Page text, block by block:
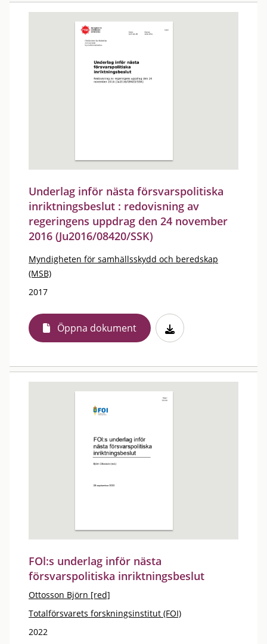
Underlag inför nästa försvarspolitiska
inriktningsbeslut : redovisning av
regeringens uppdrag den 24 november
2016 (Ju2016/08420/SSK)
Myndigheten för samhällsskydd och beredskap
(MSB)
2017
Öppna dokument
FOl:s underlag inför nästa
försvarspolitiska inriktningsbeslut
Ottosson Björn [red]
Totalförsvarets forskningsinstitut (FOI)
2022